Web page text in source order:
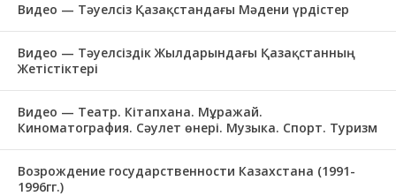
Видео — Тәуелсіз Қазақстандағы Мәдени үрдістер
Видео — Тәуелсіздік Жылдарындағы Қазақстанның
Жетістіктері
Видео — Театр. Кітапхана. Мұражай.
Киноматография. Сәулет өнері. Музыка. Спорт. Туризм
Возрождение государственности Казахстана (1991-
1996гг.)